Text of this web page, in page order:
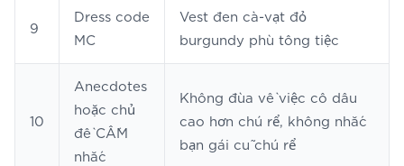
9
Dress code
MC
Vest đen cà-vạt đỏ
burgundy phù tông tiệc
10
Anecdotes
hoặc chủ
đề CẤM
nhắc
Không đùa về việc cô dâu
cao hơn chú rể, không nhắc
bạn gái cũ chú rể